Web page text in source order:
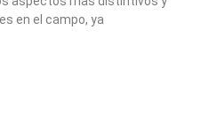
en el campo, ya